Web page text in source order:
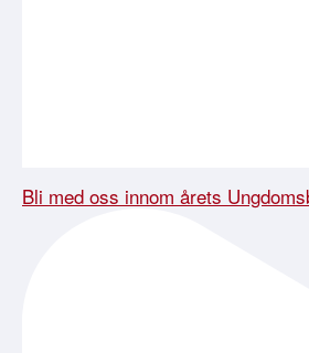
Bli med oss innom årets